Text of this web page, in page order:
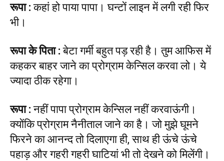
रूपा :कहां हो पाया पापा। घन्टों लाइन में लगी रही फिर
भी।
रूपा के पिता :बेटा गर्मी बहुत पड़ रही है। तुम आफिस में
कहकर बाहर जाने का प्रोग्राम केन्सिल करवा लो। ये
ज्यादा ठीक रहेगा।
रूपा :नहीं पापा प्रोग्राम केन्सिल नहीं करवाऊंगी।
क्योंकि प्रोग्राम नैनीताल जाने का है। जो मुझे घूमने
फिरने का आनन्द तो दिलाएगा ही, साथ ही ऊंचे ऊंचे
पहाड़ और गहरी गहरी घाटियां भी तो देखने को मिलेंगी।